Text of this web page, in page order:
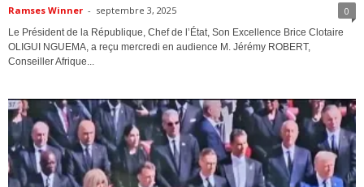
Ramses Winner - septembre 3, 2025 0
Le Président de la République, Chef de l’État, Son Excellence Brice Clotaire
OLIGUI NGUEMA, a reçu mercredi en audience M. Jérémy ROBERT,
Conseiller Afrique...